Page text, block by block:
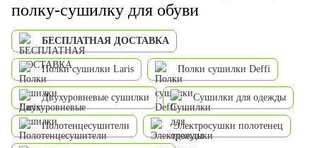
полку-сушилку для обуви
БЕСПЛАТНАЯ ДОСТАВКА
Полки сушилки Laris Полки сушилки Deffi
Двухуровневые сушилки Сушилки для одежды
Полотенцесушители Электросушки полотенец